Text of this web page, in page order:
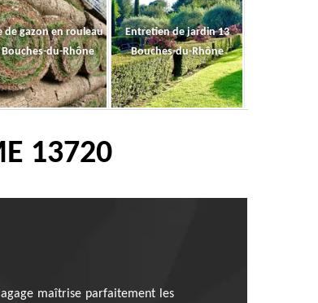
de gazon en rouleau
Bouches-du-Rhône
Entretien de jardin 13
Bouches-du-Rhône
13720
maîtrise parfaitement les